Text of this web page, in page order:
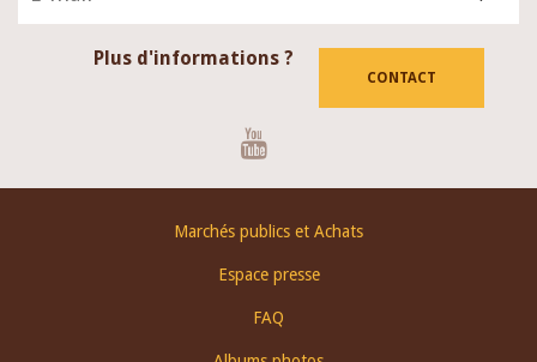
Plus d'informations ?
CONTACT
Marchés publics et Achats
Espace presse
FAQ